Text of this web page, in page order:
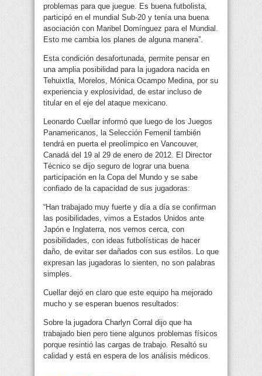
problemas para que juegue. Es buena futbolista,
participó en el mundial Sub-20 y tenía una buena
asociación con Maribel Domínguez para el Mundial.
Esto me cambia los planes de alguna manera”.
Esta condición desafortunada, permite pensar en
una amplia posibilidad para la jugadora nacida en
Tehuixtla, Morelos, Mónica Ocampo Medina, por su
experiencia y explosividad, de estar incluso de
titular en el eje del ataque mexicano.
Leonardo Cuellar informó que luego de los Juegos
Panamericanos, la Selección Femenil también
tendrá en puerta el preolímpico en Vancouver,
Canadá del 19 al 29 de enero de 2012. El Director
Técnico se dijo seguro de lograr una buena
participación en la Copa del Mundo y se sabe
confiado de la capacidad de sus jugadoras:
“Han trabajado muy fuerte y día a día se confirman
las posibilidades, vimos a Estados Unidos ante
Japón e Inglaterra, nos vemos cerca, con
posibilidades, con ideas futbolísticas de hacer
daño, de evitar ser dañados con sus estilos. Lo que
expresan las jugadoras lo sienten, no son palabras
simples.
Cuellar dejó en claro que este equipo ha mejorado
mucho y se esperan buenos resultados:
Sobre la jugadora Charlyn Corral dijo que ha
trabajado bien pero tiene algunos problemas físicos
porque resintió las cargas de trabajo. Resaltó su
calidad y está en espera de los análisis médicos.